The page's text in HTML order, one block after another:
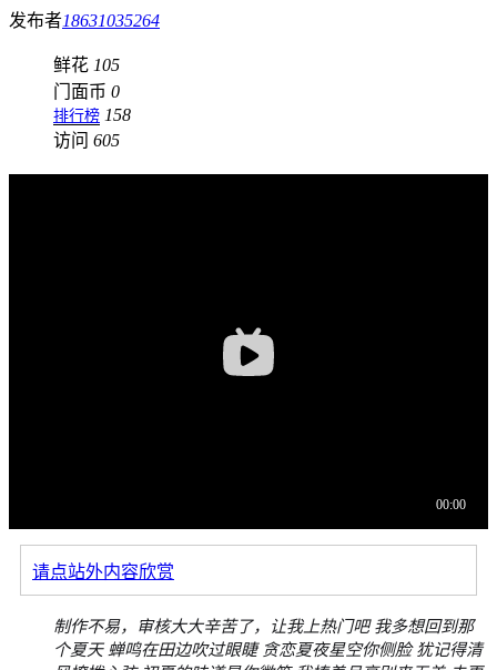
发布者18631035264
鲜花 105
门面币 0
排行榜 158
访问 605
请点站外内容欣赏
制作不易，审核大大辛苦了，让我上热门吧 我多想回到那
个夏天 蝉鸣在田边吹过眼睫 贪恋夏夜星空你侧脸 犹记得清